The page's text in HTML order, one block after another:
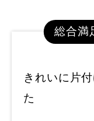
総合満
きれいに片
た